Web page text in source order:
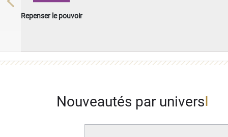
Repenser le pouvoir
Previous
Nouveautés par univers